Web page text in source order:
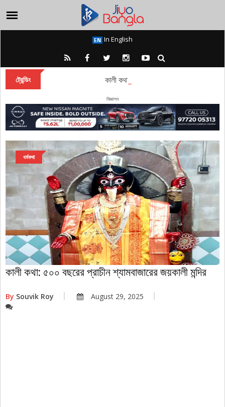
In English
ট্রেন্ডিং কালী কথা: নৈহাটির ব্রহ্মময়ী কালী মন্দির
বিজ্ঞাপন
ধর্মকথা
কালী কথা: ৫০০ বছরের প্রাচীন শ্যামবাজারের জয়কালী মন্দির
By Souvik Roy August 29, 2025